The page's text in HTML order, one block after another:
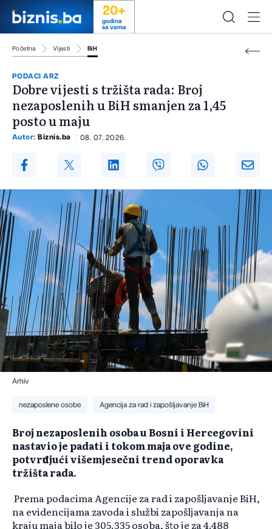
20+
godina
sa vama
Početna Vijesti BiH
PODACI ARZ
Dobre vijesti s tržišta rada: Broj
nezaposlenih u BiH smanjen za 1,45
posto u maju
Autor: Biznis.ba 08. 07. 2026.
Arhiv
nezaposlene osobe Agencija za rad i zapošljavanje BiH
Broj nezaposlenih osoba u Bosni i Hercegovini
nastavio je padati i tokom maja ove godine,
potvrđujući višemjesečni trend oporavka
tržišta rada.
Prema podacima Agencije za rad i zapošljavanje BiH,
na evidencijama zavoda i službi zapošljavanja na
kraju maja bilo je 305.335 osoba, što je za 4.488